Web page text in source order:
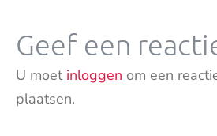
Geef een
U moet inloggen om een
plaatsen.